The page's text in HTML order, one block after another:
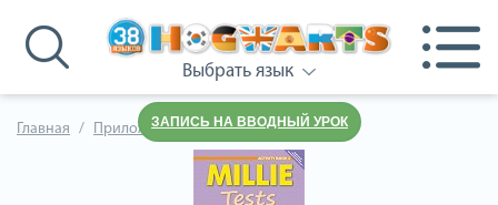
Выбрать язык
ЗАПИСЬ НА ВВОДНЫЙ УРОК
Главная Приложения к учебнику